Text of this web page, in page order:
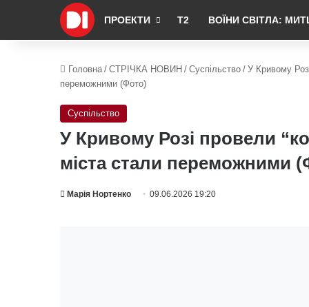
ПРОЕКТИ Т2 ВОЇНИ СВІТЛА:
Головна / СТРІЧКА НОВИН / Суспільство / У Кривому
переможними (Фото)
Суспільство
У Кривому Розі провели
міста стали переможними
Марія Нортенко 09.06.2026 19:20